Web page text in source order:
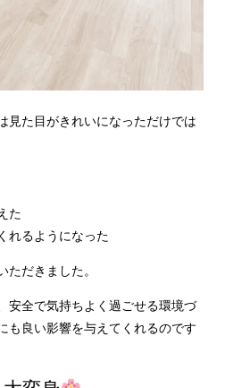
見た目がきれいになっただけでは
た
れるようになった
ただきました。
安全で気持ちよく過ごせる環境づ
も良い影響を与えてくれるのです